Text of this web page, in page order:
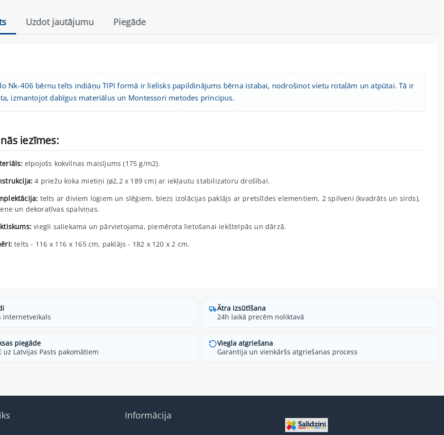
Uzdot jautājumu Piegāde
Nk-406 bērnu telts indiāņu TIPI formā ir lielisks papildinājums bērna istabai, nodrošinot vietu rotaļām un atpūtai. Tā ir
izmantojot dabīgus materiālus un Montessori metodes principus.
iezīmes:
elpojošs kokvilnas maisījums (175 g/m2).
4 priežu koka mietiņi (ø2,2 x 189 cm) ar iekļautu stabilizatoru drošībai.
telts ar diviem logiem un slēģiem, biezs izolācijas paklājs ar pretslīdes elementiem, 2 spilveni (kvadrāts un sirds),
un dekoratīvas spalviņas.
viegli saliekama un pārvietojama, piemērota lietošanai iekštelpās un dārzā.
telts - 116 x 116 x 165 cm, paklājs - 182 x 120 x 2 cm.
internetveikals
Ātra izsūtīšana
24h laikā precēm noliktavā
piegāde
uz Latvijas Pasts pakomātiem
Viegla atgriešana
Garantija un vienkāršs atgriešanas process
Informācija